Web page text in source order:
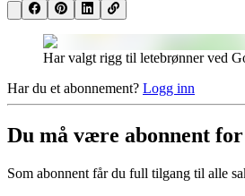
Har valgt rigg til letebrønner ved
Har du et abonnement? Logg inn
Du må være abonnent for
Som abonnent får du full tilgang til alle